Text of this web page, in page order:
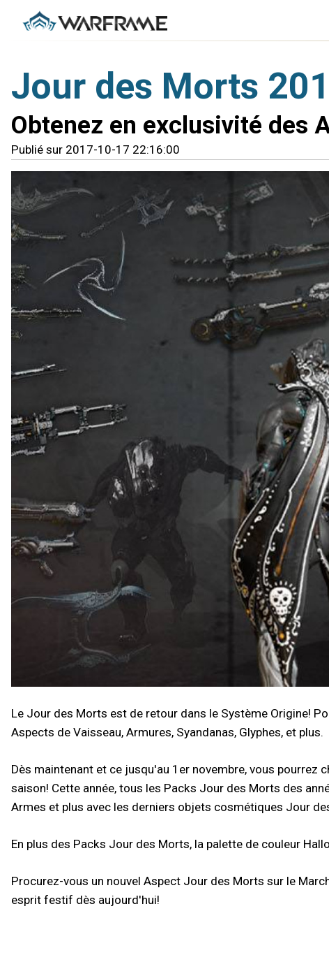
Jour des Morts
Obtenez en exclusivité des
Publié sur 2017-10-17 22:16:00
Le Jour des Morts est de retour dans le Système Origine!
Aspects de Vaisseau, Armures, Syandanas, Glyphes, et plus.
Dès maintenant et ce jusqu'au 1er novembre, vous
saison! Cette année, tous les Packs Jour des Morts des
Armes et plus avec les derniers objets cosmétiques Jour
En plus des Packs Jour des Morts, la palette de couleur
Procurez-vous un nouvel Aspect Jour des Morts sur le
esprit festif dès aujourd'hui!